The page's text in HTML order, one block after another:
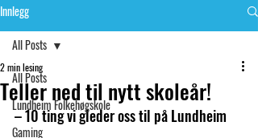
Innlegg
All Posts
Lundheim Folkehøgskole
Gaming
All Posts
Teller ned til nytt skoleår!
2 min lesing
– 10 ting vi gleder oss til på Lundheim